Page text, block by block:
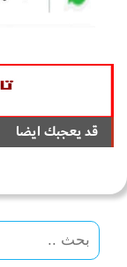
قد يعجبك ايضا